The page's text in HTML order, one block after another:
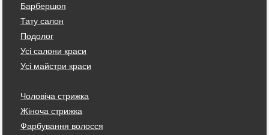
Барбершоп
Тату салон
Подолог
Усі салони краси
Усі майстри краси
Чоловіча стрижка
Жіноча стрижка
Фарбування волосся